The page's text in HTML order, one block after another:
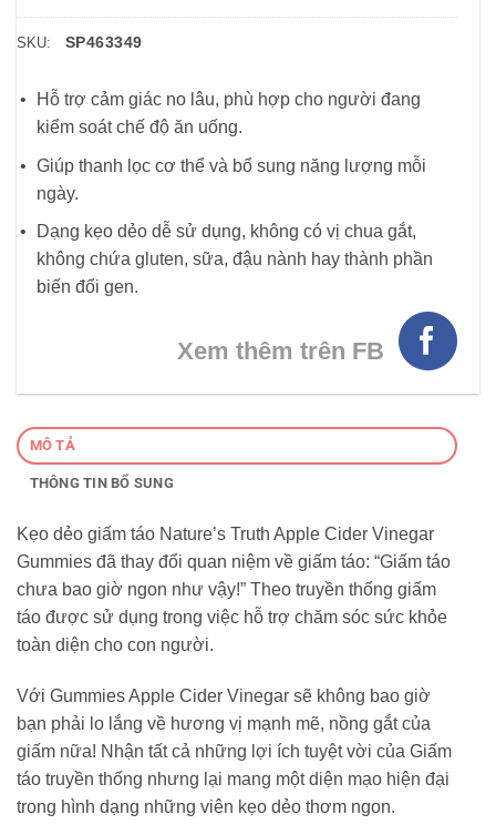
SKU: SP463349
Hỗ trợ cảm giác no lâu, phù hợp cho người đang
kiểm soát chế độ ăn uống.
Giúp thanh lọc cơ thể và bổ sung năng lượng mỗi
ngày.
Dạng kẹo dẻo dễ sử dụng, không có vị chua gắt,
không chứa gluten, sữa, đậu nành hay thành phần
biến đổi gen.
Xem thêm trên FB
MÔ TẢ
THÔNG TIN BỔ SUNG
Kẹo dẻo giấm táo Nature’s Truth Apple Cider Vinegar
Gummies đã thay đổi quan niệm về giấm táo: “Giấm táo
chưa bao giờ ngon như vậy!” Theo truyền thống giấm
táo được sử dụng trong việc hỗ trợ chăm sóc sức khỏe
toàn diện cho con người.
Với Gummies Apple Cider Vinegar sẽ không bao giờ
bạn phải lo lắng về hương vị mạnh mẽ, nồng gắt của
giấm nữa! Nhận tất cả những lợi ích tuyệt vời của Giấm
táo truyền thống nhưng lại mang một diện mạo hiện đại
trong hình dạng những viên kẹo dẻo thơm ngon.